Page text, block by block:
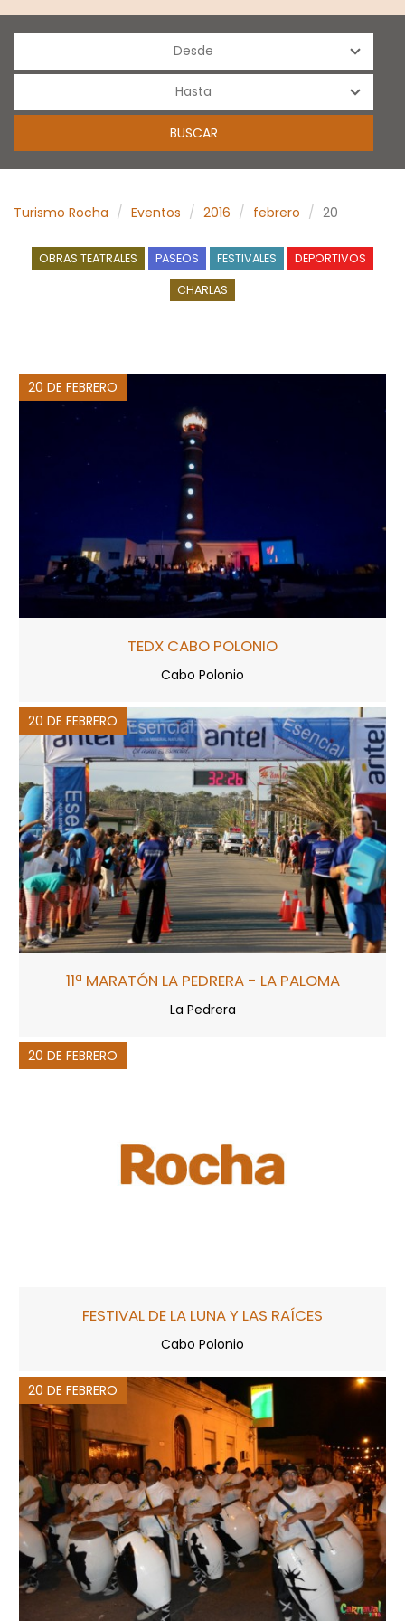
Turismo Rocha Eventos 2016 febrero 20
OBRAS TEATRALES PASEOS FESTIVALES DEPORTIVOS
CHARLAS
20 DE FEBRERO
TEDX CABO POLONIO
Cabo Polonio
20 DE FEBRERO
11ª MARATÓN LA PEDRERA - LA PALOMA
La Pedrera
20 DE FEBRERO
FESTIVAL DE LA LUNA Y LAS RAÍCES
Cabo Polonio
20 DE FEBRERO